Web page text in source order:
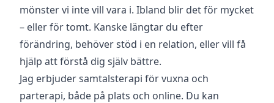
mönster vi inte vill vara i. Ibland blir det för mycket
– eller för tomt. Kanske längtar du efter
förändring, behöver stöd i en relation, eller vill få
hjälp att förstå dig själv bättre.
Jag erbjuder samtalsterapi för vuxna och
parterapi, både på plats och online. Du kan